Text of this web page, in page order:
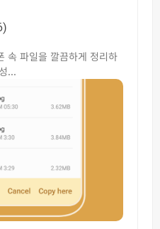
속 파일을 깔끔하게 정리하
...